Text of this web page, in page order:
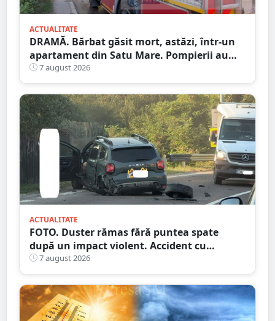
ACTUALITATE
DRAMĂ. Bărbat găsit mort, astăzi, într-un
apartament din Satu Mare. Pompierii au
spart ușa
7 august 2026
ACTUALITATE
FOTO. Duster rămas fără puntea spate
după un impact violent. Accident cu
implicarea unei mașini din Satu Mare
7 august 2026